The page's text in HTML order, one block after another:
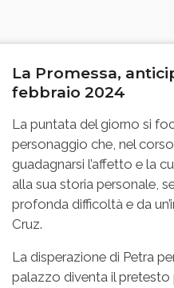
La Promessa,
febbraio 2024
La puntata del giorno si
personaggio che, nel
guadagnarsi l’affetto e la
alla sua storia personale,
profonda difficoltà e da
Cruz.
La disperazione di Petra
palazzo diventa il pretesto